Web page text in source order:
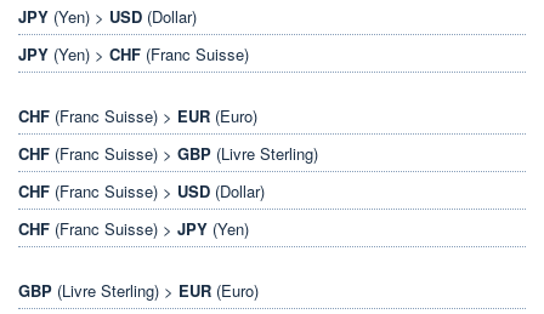
JPY (Yen) > USD (Dollar)
JPY (Yen) > CHF (Franc Suisse)
CHF (Franc Suisse) > EUR (Euro)
CHF (Franc Suisse) > GBP (Livre Sterling)
CHF (Franc Suisse) > USD (Dollar)
CHF (Franc Suisse) > JPY (Yen)
GBP (Livre Sterling) > EUR (Euro)